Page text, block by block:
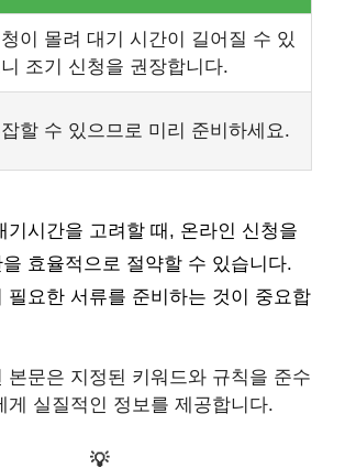
이 몰려 대기 시간이 길어질 수 있
조기 신청을 권장합니다.
할 수 있으므로 미리 준비하세요.
기시간을 고려할 때, 온라인 신청을
효율적으로 절약할 수 있습니다.
필요한 서류를 준비하는 것이 중요합
본문은 지정된 키워드와 규칙을 준수
게 실질적인 정보를 제공합니다.
💡